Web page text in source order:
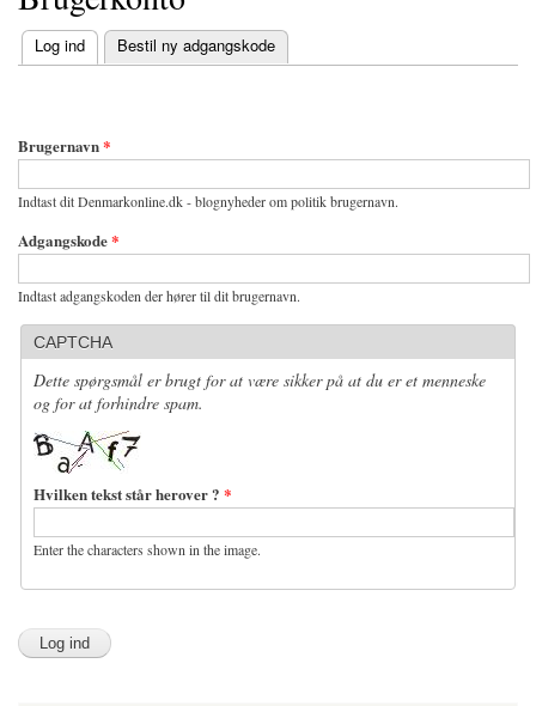
Primary tabs
Log ind
(active tab) Bestil ny adgangskode
Brugernavn*
Indtast dit Denmarkonline.dk - blognyheder om politik brugernavn.
Adgangskode*
Indtast adgangskoden der hører til dit brugernavn.
CAPTCHA
Dette spørgsmål er brugt for at være sikker på at du er et menneske
og for at forhindre spam.
Hvilken tekst står herover ? *
Enter the characters shown in the image.